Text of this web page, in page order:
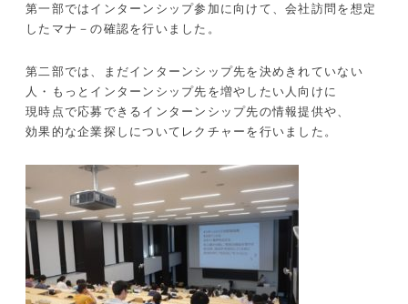
第一部ではインターンシップ参加に向けて、会社訪問を想定
したマナ－の確認を行いました。
第二部では、まだインターンシップ先を決めきれていない
人・もっとインターンシップ先を増やしたい人向けに
現時点で応募できるインターンシップ先の情報提供や、
効果的な企業探しについてレクチャーを行いました。